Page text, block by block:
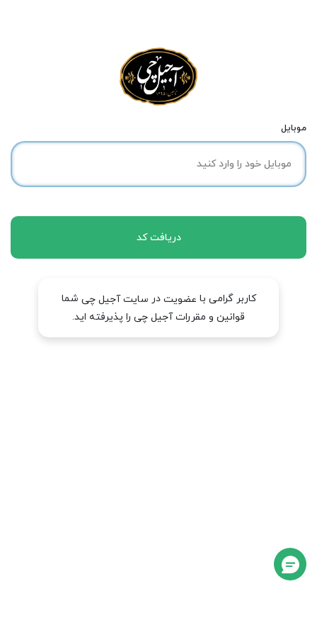
موبایل
دریافت کد
کاربر گرامی با عضویت در سایت آجیل چی شما
قوانین و مقررات آجیل چی را پذیرفته اید.